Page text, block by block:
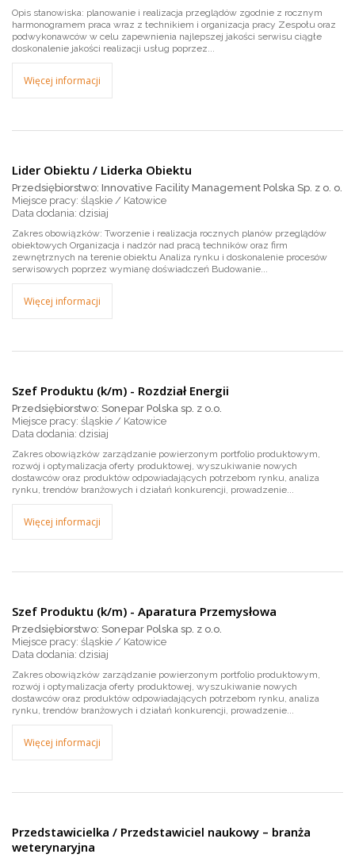
Opis stanowiska: planowanie i realizacja przeglądów zgodnie z rocznym
harmonogramem praca wraz z technikiem i organizacja pracy Zespołu oraz
podwykonawców w celu zapewnienia najlepszej jakości serwisu ciągłe
doskonalenie jakości realizacji usług poprzez...
Więcej informacji
Lider Obiektu / Liderka Obiektu
Przedsiębiorstwo: Innovative Facility Management Polska Sp. z o. o.
Miejsce pracy: śląskie / Katowice
dzisiaj
Zakres obowiązków: Tworzenie i realizacja rocznych planów przeglądów
obiektowych Organizacja i nadzór nad pracą techników oraz firm
zewnętrznych na terenie obiektu Analiza rynku i doskonalenie procesów
serwisowych poprzez wymianę doświadczeń Budowanie...
Więcej informacji
Szef Produktu (k/m) - Rozdział Energii
Przedsiębiorstwo: Sonepar Polska sp. z o.o.
Miejsce pracy: śląskie / Katowice
dzisiaj
Zakres obowiązków zarządzanie powierzonym portfolio produktowym,
rozwój i optymalizacja oferty produktowej, wyszukiwanie nowych
dostawców oraz produktów odpowiadających potrzebom rynku, analiza
rynku, trendów branżowych i działań konkurencji, prowadzenie...
Więcej informacji
Szef Produktu (k/m) - Aparatura Przemysłowa
Przedsiębiorstwo: Sonepar Polska sp. z o.o.
Miejsce pracy: śląskie / Katowice
dzisiaj
Zakres obowiązków zarządzanie powierzonym portfolio produktowym,
rozwój i optymalizacja oferty produktowej, wyszukiwanie nowych
dostawców oraz produktów odpowiadających potrzebom rynku, analiza
rynku, trendów branżowych i działań konkurencji, prowadzenie...
Więcej informacji
Przedstawicielka / Przedstawiciel naukowy – branża
weterynaryjna